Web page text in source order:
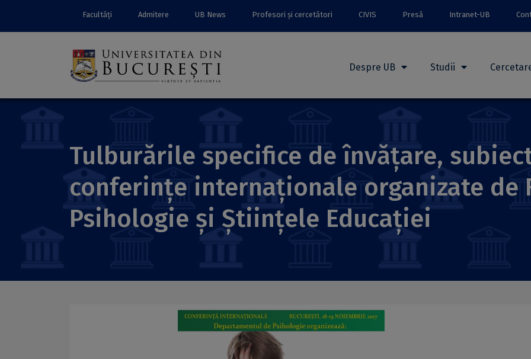
Facultăți Admitere UB News Profesori și cercetători CIVIS Presă Intranet-UB
Despre UB Studii
Tulburările specifice de învățare,
conferințe internaționale organizate de
Psihologie și Științele Educației